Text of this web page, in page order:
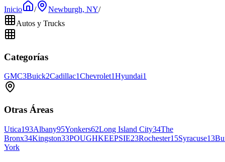
Inicio
/ Newburgh, NY/
Autos y Trucks
Categorías
GMC3Buick2Cadillac1Chevrolet1Hyundai1
Otras Áreas
Utica193Albany95Yonkers62Long Island City34The
Bronx34Kingston33POUGHKEEPSIE23Rochester15Syracuse13
York